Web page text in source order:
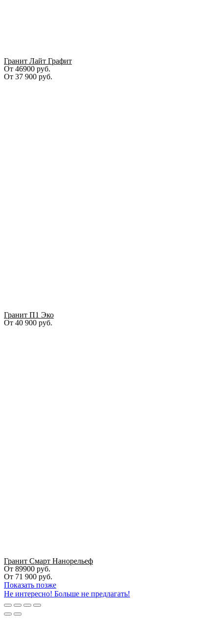
Гранит Лайт Графит
От 46900 руб.
От 37 900 руб.
Гранит П1 Эко
От 40 900 руб.
Гранит Смарт Нанорельеф
От 89900 руб.
От 71 900 руб.
Показать позже
Не интересно! Больше не предлагать!